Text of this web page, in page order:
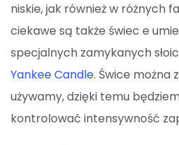
niskie, jak również w różnych
ciekawe są także świec e
specjalnych zamykanych
Yankee Candle. Świce można
używamy, dzięki temu
kontrolować intensywność